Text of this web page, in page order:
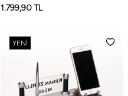
1.799,90 TL
YENI